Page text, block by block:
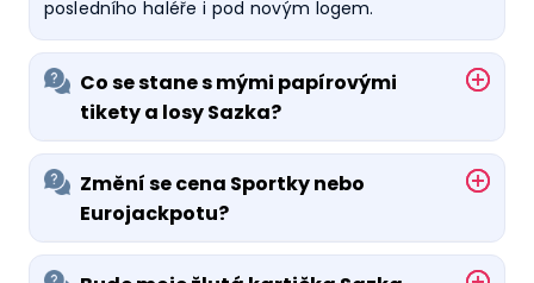
posledního haléře i pod novým logem.
Co se stane s mými papírovými
tikety a losy Sazka?
Změní se cena Sportky nebo
Eurojackpotu?